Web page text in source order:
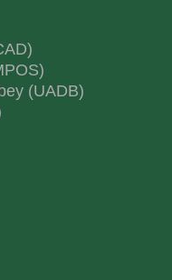
(UADB)